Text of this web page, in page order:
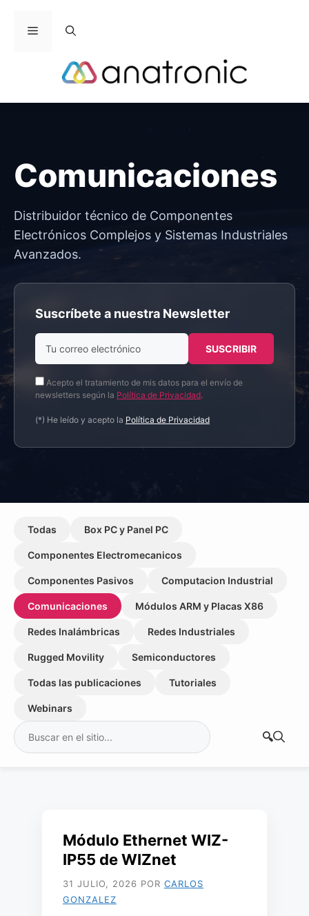
Menú
Comunicaciones
Distribuidor técnico de Componentes
Electrónicos Complejos y Sistemas Industriales
Avanzados.
Suscríbete a nuestra Newsletter
Acepto el tratamiento de mis datos para el envío de
newsletters según la Política de Privacidad.
(*) He leído y acepto la Política de Privacidad
Todas Box PC y Panel PC
Componentes Electromecanicos
Componentes Pasivos Computacion Industrial
Comunicaciones Módulos ARM y Placas X86
Redes Inalámbricas Redes Industriales
Rugged Movility Semiconductores
Todas las publicaciones Tutoriales
Webinars
Buscar:
Módulo Ethernet WIZ-
IP55 de WIZnet
31 JULIO, 2026 POR CARLOS
GONZALEZ